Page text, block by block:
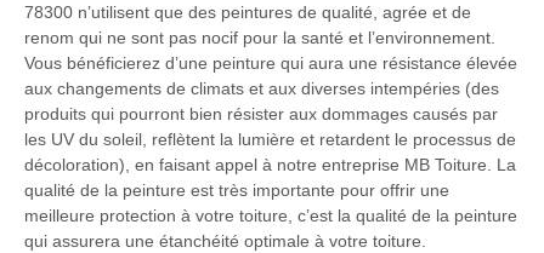
78300 n’utilisent que des peintures de qualité, agrée et de
renom qui ne sont pas nocif pour la santé et l’environnement.
Vous bénéficierez d’une peinture qui aura une résistance élevée
aux changements de climats et aux diverses intempéries (des
produits qui pourront bien résister aux dommages causés par
les UV du soleil, reflètent la lumière et retardent le processus de
décoloration), en faisant appel à notre entreprise MB Toiture. La
qualité de la peinture est très importante pour offrir une
meilleure protection à votre toiture, c’est la qualité de la peinture
qui assurera une étanchéité optimale à votre toiture.